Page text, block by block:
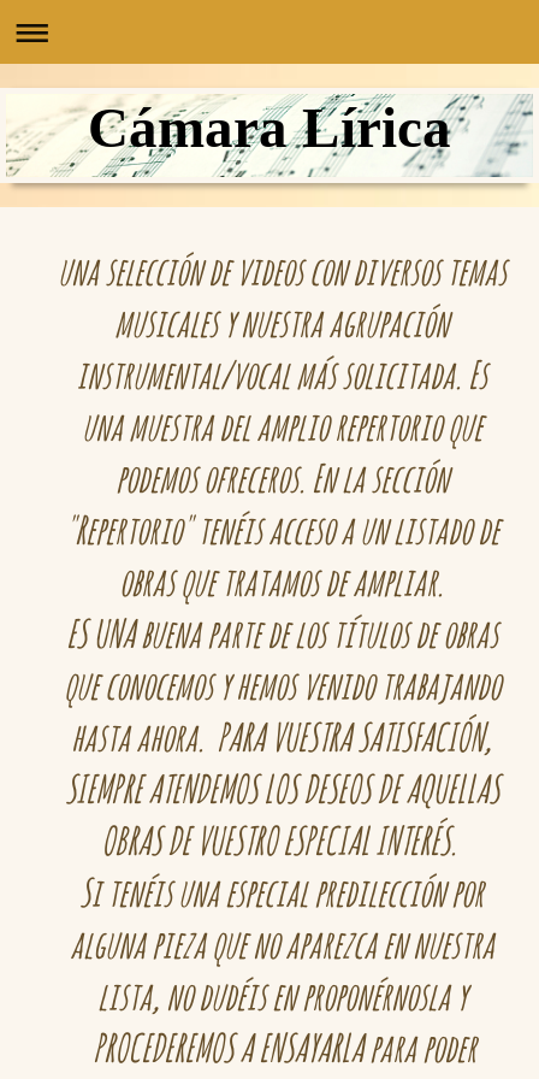
Cámara Lírica
una selección de videos con diversos temas
musicales y nuestra agrupación
instrumental/vocal más solicitada. Es
una muestra del amplio repertorio que
podemos ofreceros. En la sección
"Repertorio" tenéis acceso a un listado de
obras que tratamos de ampliar.
ES UNA buena parte de los títulos de obras
que conocemos y hemos venido trabajando
hasta ahora. PARA VUESTRA SATISFACIÓN,
SIEMPRE ATENDEMOS LOS DESEOS DE AQUELLAS
OBRAS DE VUESTRO ESPECIAL INTERÉS.
Si tenéis una especial predilección por
alguna pieza que no aparezca en nuestra
lista, no dudéis en proponérnosla y
PROCEDEREMOS A ENSAYARLA para poder